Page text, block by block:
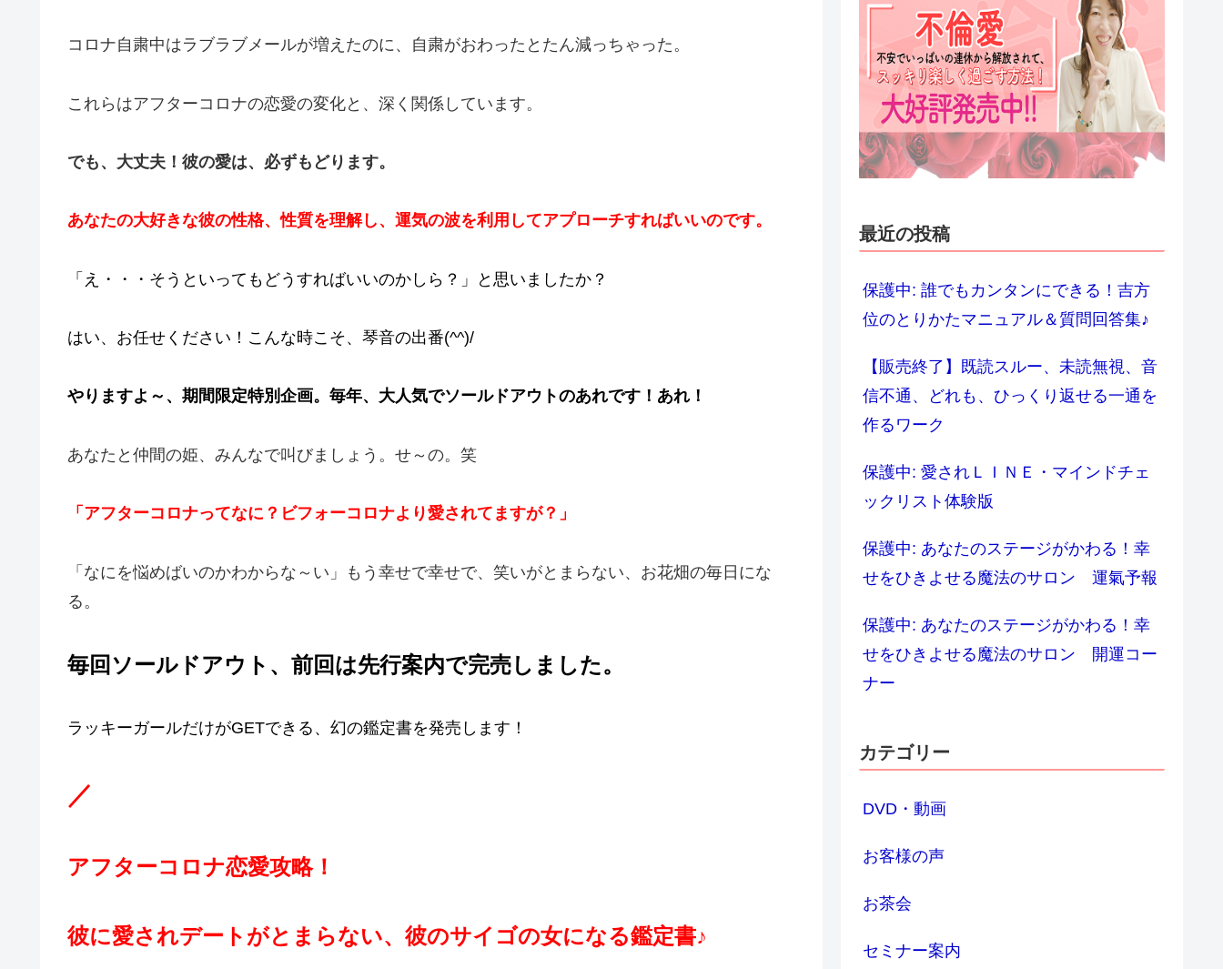
コロナ自粛中はラブラブメールが増えたのに、自粛がおわったとたん減っちゃった。
これらはアフターコロナの恋愛の変化と、深く関係しています。
でも、大丈夫！彼の愛は、必ずもどります。
あなたの大好きな彼の性格、性質を理解し、運気の波を利用してアプローチすればいいのです。
「え・・・そうといってもどうすればいいのかしら？」と思いましたか？
はい、お任せください！こんな時こそ、琴音の出番(^^)/
やりますよ～、期間限定特別企画。毎年、大人気でソールドアウトのあれです！あれ！
あなたと仲間の姫、みんなで叫びましょう。せ～の。笑
「アフターコロナってなに？ビフォーコロナより愛されてますが？」
「なにを悩めばいのかわからな～い」もう幸せで幸せで、笑いがとまらない、お花畑の毎日にな
る。
毎回ソールドアウト、前回は先行案内で完売しました。
ラッキーガールだけがGETできる、幻の鑑定書を発売します！
／
アフターコロナ恋愛攻略！
彼に愛されデートがとまらない、彼のサイゴの女になる鑑定書♪
最近の投稿
保護中: 誰でもカンタンにできる！吉方
位のとりかたマニュアル＆質問回答集♪
【販売終了】既読スルー、未読無視、音
信不通、どれも、ひっくり返せる一通を
作るワーク
保護中: 愛されＬＩＮＥ・マインドチェ
ックリスト体験版
保護中: あなたのステージがかわる！幸
せをひきよせる魔法のサロン 運氣予報
保護中: あなたのステージがかわる！幸
せをひきよせる魔法のサロン 開運コー
ナー
カテゴリー
DVD・動画
お客様の声
お茶会
セミナー案内